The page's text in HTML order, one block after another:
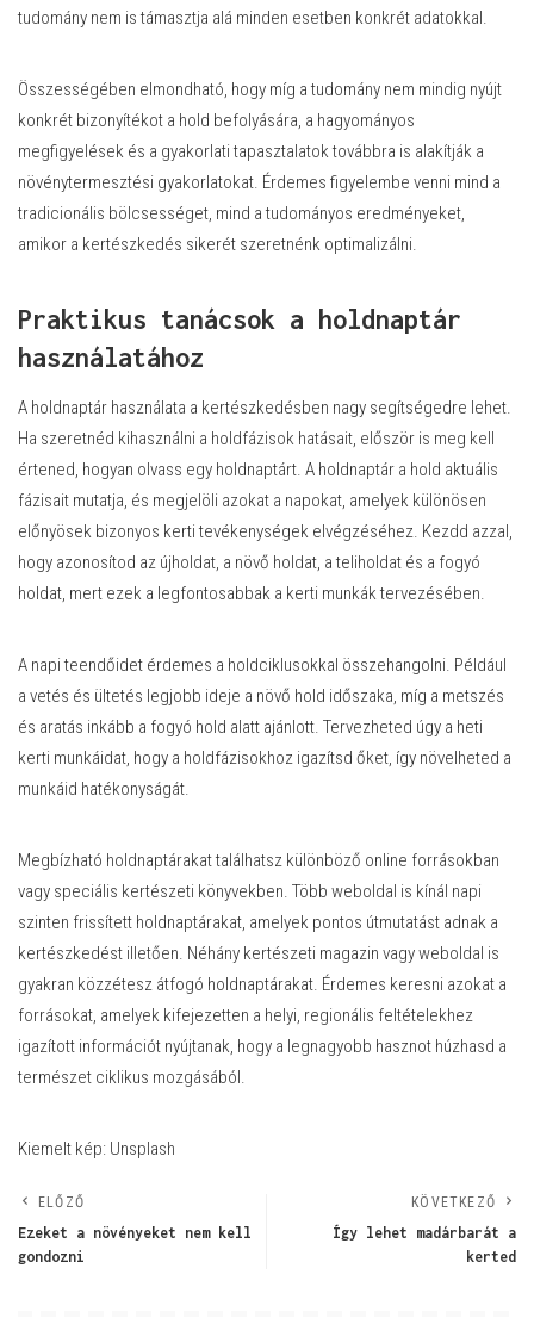
tudomány nem is támasztja alá minden esetben konkrét adatokkal.
Összességében elmondható, hogy míg a tudomány nem mindig nyújt
konkrét bizonyítékot a hold befolyására, a hagyományos
megfigyelések és a gyakorlati tapasztalatok továbbra is alakítják a
növénytermesztési gyakorlatokat. Érdemes figyelembe venni mind a
tradicionális bölcsességet, mind a tudományos eredményeket,
amikor a kertészkedés sikerét szeretnénk optimalizálni.
Praktikus tanácsok a holdnaptár
használatához
A holdnaptár használata a kertészkedésben nagy segítségedre lehet.
Ha szeretnéd kihasználni a holdfázisok hatásait, először is meg kell
értened, hogyan olvass egy holdnaptárt. A holdnaptár a hold aktuális
fázisait mutatja, és megjelöli azokat a napokat, amelyek különösen
előnyösek bizonyos kerti tevékenységek elvégzéséhez. Kezdd azzal,
hogy azonosítod az újholdat, a növő holdat, a teliholdat és a fogyó
holdat, mert ezek a legfontosabbak a kerti munkák tervezésében.
A napi teendőidet érdemes a holdciklusokkal összehangolni. Például
a vetés és ültetés legjobb ideje a növő hold időszaka, míg a metszés
és aratás inkább a fogyó hold alatt ajánlott. Tervezheted úgy a heti
kerti munkáidat, hogy a holdfázisokhoz igazítsd őket, így növelheted a
munkáid hatékonyságát.
Megbízható holdnaptárakat találhatsz különböző online forrásokban
vagy speciális kertészeti könyvekben. Több weboldal is kínál napi
szinten frissített holdnaptárakat, amelyek pontos útmutatást adnak a
kertészkedést illetően. Néhány kertészeti magazin vagy weboldal is
gyakran közzétesz átfogó holdnaptárakat. Érdemes keresni azokat a
forrásokat, amelyek kifejezetten a helyi, regionális feltételekhez
igazított információt nyújtanak, hogy a legnagyobb hasznot húzhasd a
természet ciklikus mozgásából.
Kiemelt kép: Unsplash
ELŐZŐ
Ezeket a növényeket nem kell
gondozni
KÖVETKEZŐ
Így lehet madárbarát a
kerted